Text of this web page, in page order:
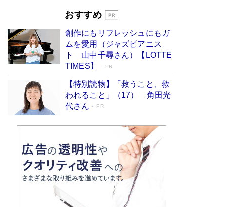
開発への関心を押し上げた18年の物語に幕 特装
Book Bang
「不意に涙が出そうに…」高嶋政伸が明かし
た“13歳の娘を暴行する役”への葛藤 インティマ
シーコーディネーターに支えられたNHK『大奥』
おすすめ
創作にもリフレッシュにもガ
ムを愛用（ジャズピアニス
ト 山中千尋さん）【LOTTE
TIMES】
PR
【特別読物】「救うこと、救
われること」（17） 角田光
代さん
PR